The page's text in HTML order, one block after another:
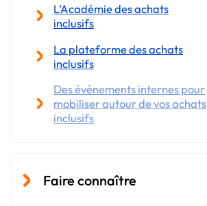
L’Académie des achats
inclusifs
La plateforme des achats
inclusifs
Des événements internes pour
mobiliser autour de vos achats
inclusifs
Faire connaître